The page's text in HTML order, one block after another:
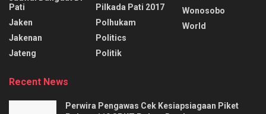
Pati
Jaken
Jakenan
Jateng
Pilkada Pati 2017
Polhukam
Politics
Politik
Wonosobo
World
Recent News
Perwira Pengawas Cek Kesiapsiagaan Piket